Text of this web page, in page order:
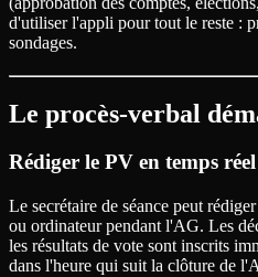
d'utiliser l'appli pour tout le reste :
sondages.
Le procès-verbal
Rédiger le PV en temps réel
Le secrétaire de séance peut
ou ordinateur pendant l'AG. Les
les résultats de vote sont inscrits
dans l'heure qui suit la clôture de